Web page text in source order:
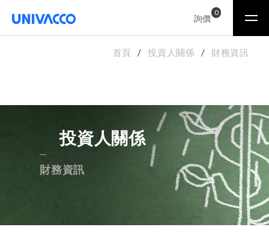
詢價
0
首頁 投資人關係 財務資訊
投資人關係
財務資訊